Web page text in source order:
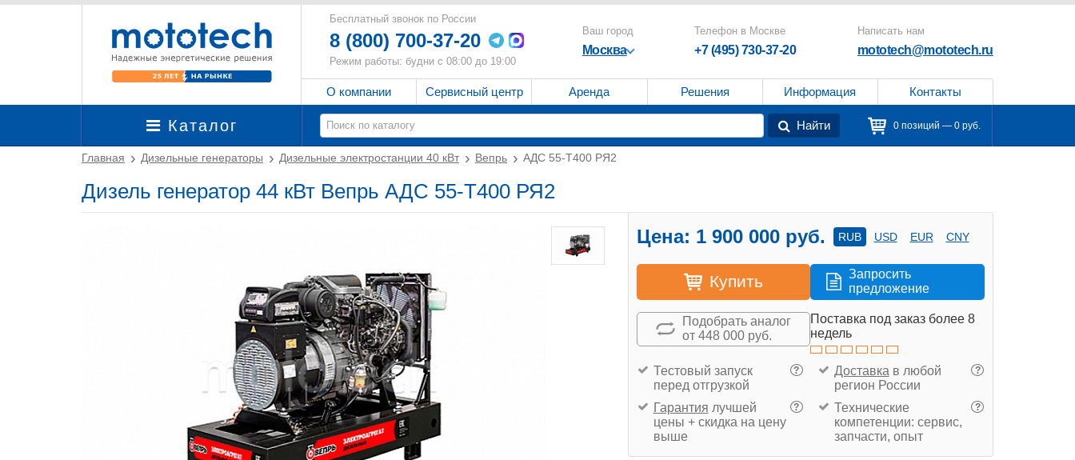
Бесплатный звонок по России
8 (800) 700-37-20
Режим работы: будни с 08:00 до 19:00
Ваш город
Москва
Телефон в Москве
+7 (495) 730-37-20
Написать нам
mototech@mototech.ru
О компании Сервисный центр Аренда Решения Информация Контакты
Каталог Найти 0 позиций — 0 руб.
Главная Дизельные генераторы Дизельные электростанции 40 кВт Вепрь АДС 55-Т400 РЯ2
Дизель генератор 44 кВт Вепрь АДС 55-Т400 РЯ2
Цена: 1 900 000 руб. RUB USD EUR CNY
Купить
Запросить
предложение
Подобрать аналог
от 448 000 руб.
Поставка под заказ более 8
недель
?
Тестовый запуск
перед отгрузкой
?
Доставка в любой
регион России
?
Гарантия лучшей
цены + скидка на цену
выше
?
Технические
компетенции: сервис,
запчасти, опыт